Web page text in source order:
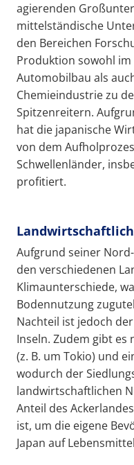
agierenden
mittelständische
den Bereichen
Produktion sowohl
Automobilbau als
Chemieindustrie zu
Spitzenreitern.
hat die japanische
von dem
Schwellenländer,
profitiert.
Aufgrund seiner
den verschiedenen
Klimaunterschiede,
Bodennutzung
Nachteil ist jedoch
Inseln. Zudem gibt es
(z. B. um Tokio) und
wodurch der
landwirtschaftlichen
Anteil des
ist, um die eigene
Japan auf